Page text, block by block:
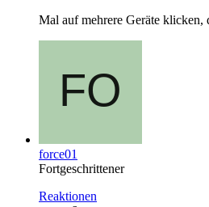
Mal auf mehrere Geräte klicken,
force01
Fortgeschrittener
Reaktionen